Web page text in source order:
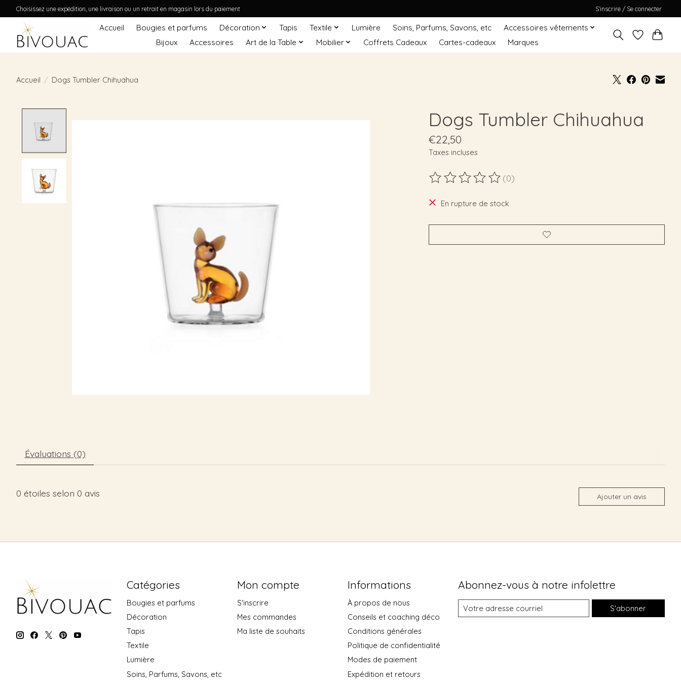
Choisissez une expédition, une livraison ou un retrait en magasin lors du paiement S’inscrire / Se connecter
Accueil Bougies et parfums Décoration Tapis Textile Lumière Soins, Parfums, Savons, etc
Accessoires vêtements
Bijoux
Accessoires Art de la Table Mobilier Coffrets Cadeaux Cartes-cadeaux Marques
Accueil / Dogs Tumbler Chihuahua
Dogs Tumbler Chihuahua
€22,50
Taxes incluses
Ce produit est évalué à
(0)
En rupture de stock
Évaluations (0)
0 étoiles selon 0 avis Ajouter un avis
Catégories
Bougies et parfums
Décoration
Tapis
Textile
Lumière
Soins, Parfums, Savons, etc
Mon compte
S'inscrire
Mes commandes
Ma liste de souhaits
Informations
À propos de nous
Conseils et coaching déco
Conditions générales
Politique de confidentialité
Modes de paiement
Expédition et retours
Abonnez-vous à notre infolettre
S'abonner